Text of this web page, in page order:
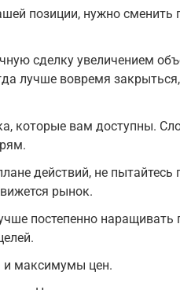
позиции, нужно
сделку увеличением
лучше вовремя
которые вам доступны.
действий, не
рынок.
постепенно
максимумы цен.